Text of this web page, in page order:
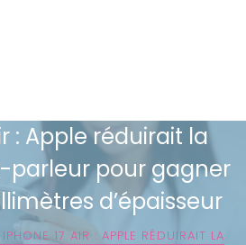
: Apple réduirait la
parleur pour gagner
d’épaisseur
IPHONE 17 AIR : APPLE RÉDUIRAIT LA